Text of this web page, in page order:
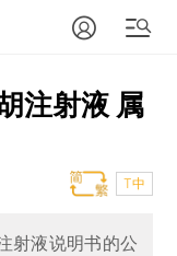
注射液 属
T中
射液说明书的公